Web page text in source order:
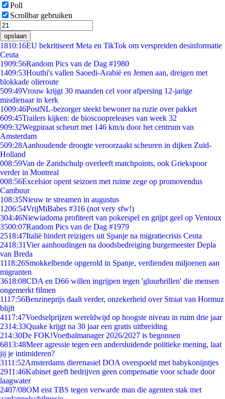
Poll
Scrollbar gebruiken
opslaan
1810:16EU bekritiseert Meta en TikTok om verspreiden desinformatie
Ceuta
1909:56Random Pics van de Dag #1980
1409:53Houthi's vallen Saoedi-Arabië en Jemen aan, dreigen met
blokkade olieroute
509:49Vrouw krijgt 30 maanden cel voor afpersing 12-jarige
misdienaar in kerk
1009:46PostNL-bezorger steekt bewoner na ruzie over pakket
609:45Trailers kijken: de bioscoopreleases van week 32
909:32Wegpiraat scheurt met 146 km/u door het centrum van
Amsterdam
509:28Aanhoudende droogte veroorzaakt scheuren in dijken Zuid-
Holland
008:59Van de Zandschulp overleeft matchpoints, ook Griekspoor
verder in Montreal
008:56Excelsior opent seizoen met ruime zege op promovendus
Cambuur
108:35Nieuw te streamen in augustus
1206:54VrijMiBabes #316 (not very sfw!)
304:46Niewiadoma profiteert van pokerspel en grijpt geel op Ventoux
3500:07Random Pics van de Dag #1979
2518:47Italië hindert reizigers uit Spanje na migratiecrisis Ceuta
2418:31Vier aanhoudingen na doodsbedreiging burgemeester Depla
van Breda
1118:26Smokkelbende opgerold in Spanje, verdienden miljoenen aan
migranten
3618:08CDA en D66 willen ingrijpen tegen 'gluurbrillen' die mensen
ongemerkt filmen
1117:56Benzineprijs daalt verder, onzekerheid over Straat van Hormuz
blijft
4117:47Voedselprijzen wereldwijd op hoogste niveau in ruim drie jaar
2314:33Quake krijgt na 30 jaar een gratis uitbreiding
214:30De FOK!Voetbalmanager 2026/2027 is begonnen
6813:48Meer agressie tegen een andersluidende politieke mening, laat
jij je intimideren?
3111:52Amsterdams dierenasiel DOA overspoeld met babykonijntjes
2911:46Kabinet geeft bedrijven geen compensatie voor schade door
laagwater
2407/08OM eist TBS tegen verwarde man die agenten stak met